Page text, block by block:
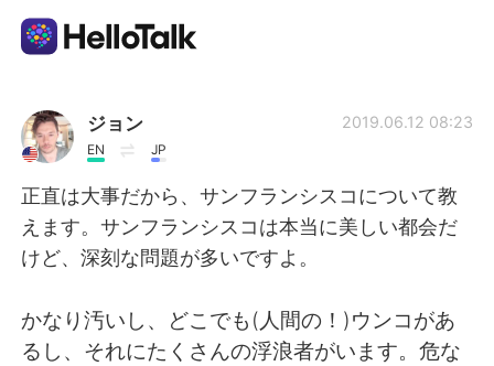
Ứng dụng trao đổi ngôn ngữ
AI Grammar Checker
Tiếng Việt
English 简体中文
ジョン
EN JP
2019.06.12 08:23
正直は大事だから、サンフランシスコについて教
えます。サンフランシスコは本当に美しい都会だ
けど、深刻な問題が多いですよ。
かなり汚いし、どこでも(人間の！)ウンコがあ
るし、それにたくさんの浮浪者がいます。危な